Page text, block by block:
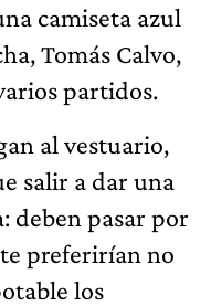
camiseta azul
Tomás Calvo,
partidos.
al vestuario,
salir a dar una
deben pasar por
preferirían no
los